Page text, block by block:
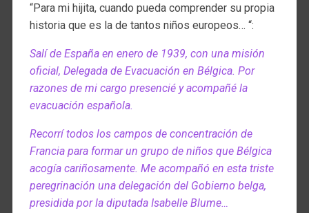
“Para mi hijita, cuando pueda comprender su propia
historia que es la de tantos niños europeos… “:
Salí de España en enero de 1939, con una misión
oficial, Delegada de Evacuación en Bélgica. Por
razones de mi cargo presencié y acompañé la
evacuación española.
Recorrí todos los campos de concentración de
Francia para formar un grupo de niños que Bélgica
acogía cariñosamente. Me acompañó en esta triste
peregrinación una delegación del Gobierno belga,
presidida por la diputada Isabelle Blume…